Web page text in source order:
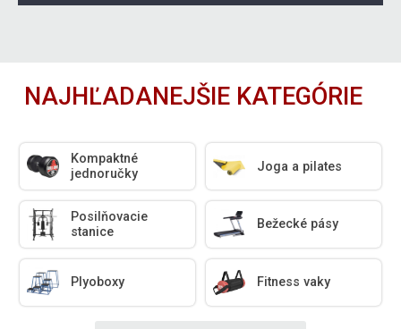
NAJHĽADANEJŠIE KATEGÓRIE
Kompaktné
jednoručky
Joga a pilates
Posilňovacie
stanice
Bežecké pásy
Plyoboxy Fitness vaky